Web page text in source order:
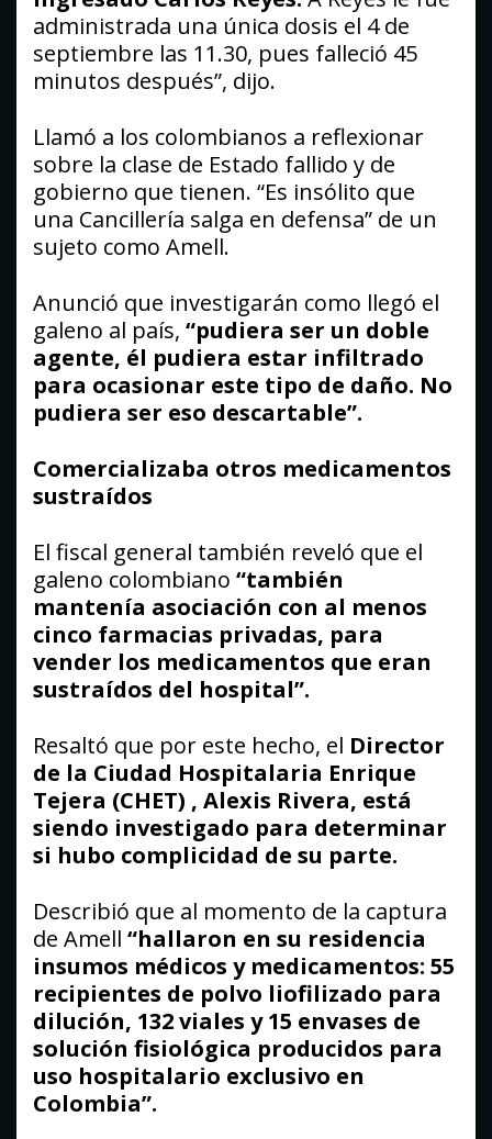
administrada una única dosis el 4 de
septiembre las 11.30, pues falleció 45
minutos después”, dijo.
Llamó a los colombianos a reflexionar
sobre la clase de Estado fallido y de
gobierno que tienen. “Es insólito que
una Cancillería salga en defensa” de un
sujeto como Amell.
Anunció que investigarán como llegó el
galeno al país, “pudiera ser un doble
agente, él pudiera estar infiltrado
para ocasionar este tipo de daño. No
pudiera ser eso descartable”.
Comercializaba otros medicamentos
sustraídos
El fiscal general también reveló que el
galeno colombiano “también
mantenía asociación con al menos
cinco farmacias privadas, para
vender los medicamentos que eran
sustraídos del hospital”.
Resaltó que por este hecho, el Director
de la Ciudad Hospitalaria Enrique
Tejera (CHET) , Alexis Rivera, está
siendo investigado para determinar
si hubo complicidad de su parte.
Describió que al momento de la captura
de Amell “hallaron en su residencia
insumos médicos y medicamentos: 55
recipientes de polvo liofilizado para
dilución, 132 viales y 15 envases de
solución fisiológica producidos para
uso hospitalario exclusivo en
Colombia”.